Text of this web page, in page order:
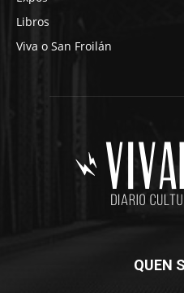
Libros
Viva o San Froilán
QUEN